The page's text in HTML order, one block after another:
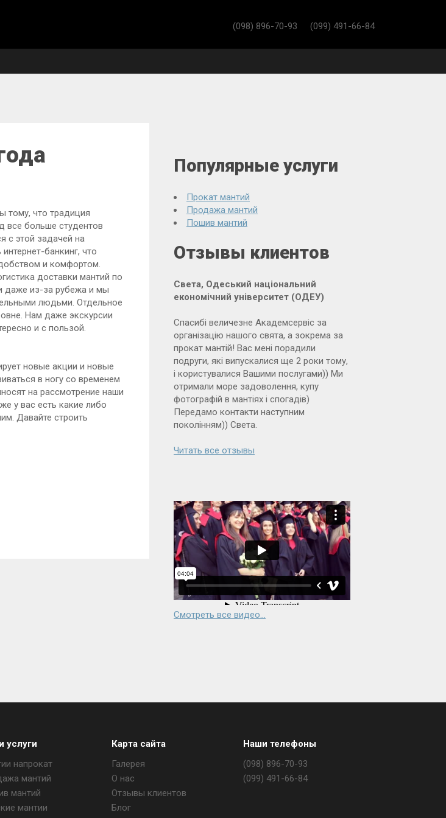
(098) 896-70-93 (099) 491-66-84
тому, что традиция
все больше студентов
с этой задачей на
банкинг, что
и комфортом.
доставки мантий по
даже из-за рубежа и мы
людьми. Отдельное
Нам даже экскурсии
и с пользой.
новые акции и новые
в ногу со временем
на рассмотрение наши
у вас есть какие либо
Давайте строить
Популярные услуги
Прокат мантий
Продажа мантий
Пошив мантий
Отзывы клиентов
Света, Одеський національний
економічний університет (ОДЕУ)
Спасибі величезне Академсервіс за
організацію нашого свята, а зокрема за
прокат мантій! Вас мені порадили
подруги, які випускалися ще 2 роки тому,
і користувалися Вашими послугами)) Ми
отримали море задоволення, купу
фотографій в мантіях і спогадів)
Передамо контакти наступним
поколінням)) Света.
Читать все отзывы
Смотреть все видео...
услуги
напрокат
мантий
мантий
мантии
Карта сайта
Галерея
О нас
Отзывы клиентов
Блог
Наши телефоны
(098) 896-70-93
(099) 491-66-84